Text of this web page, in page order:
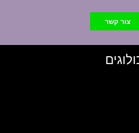
צור קשר